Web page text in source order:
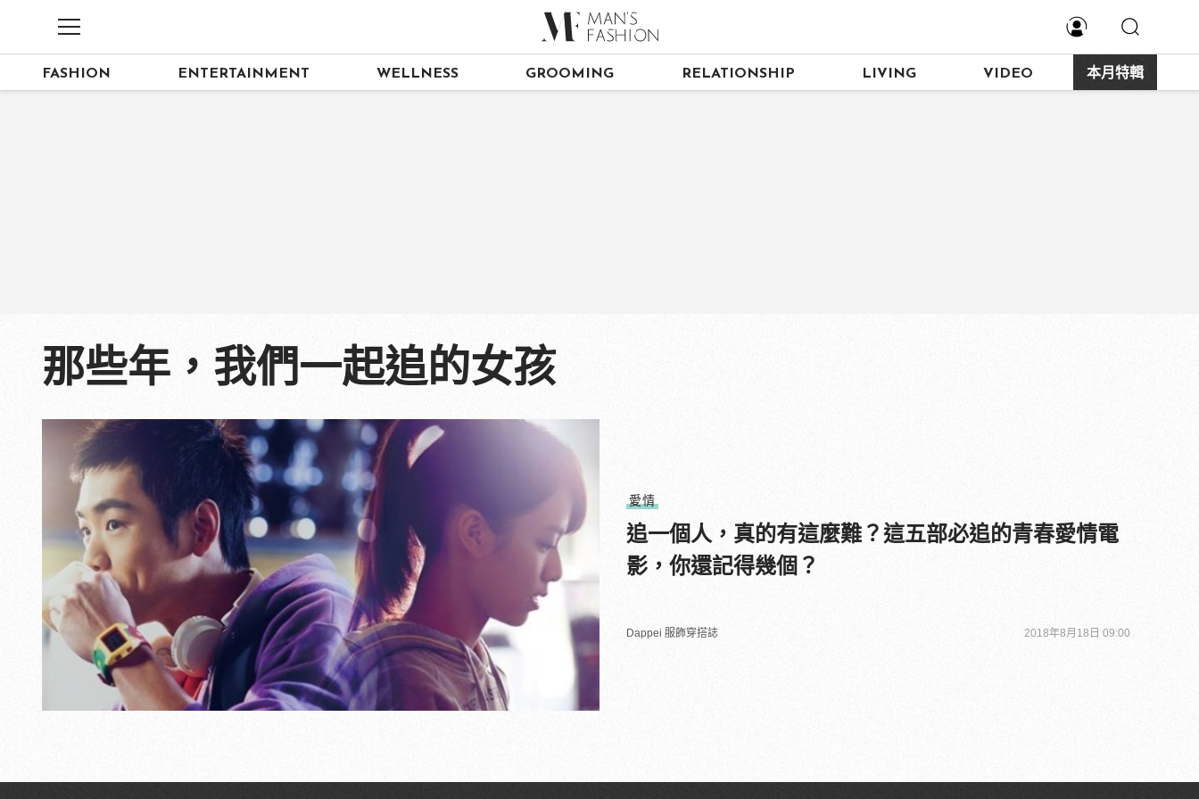
FASHION ENTERTAINMENT WELLNESS GROOMING RELATIONSHIP LIVING VIDEO 本月特輯
那些年，我們一起追的女孩
愛情
追一個人，真的有這麼難？這五部必追的青春愛情電
影，你還記得幾個？
Dappei 服飾穿搭誌 2018年8月18日 09:00